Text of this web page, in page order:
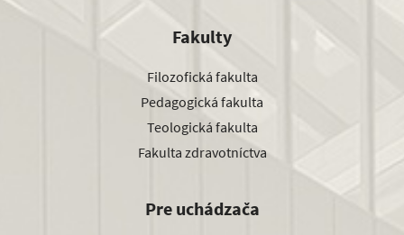
Fakulty
Filozofická fakulta
Pedagogická fakulta
Teologická fakulta
Fakulta zdravotníctva
Pre uchádzača